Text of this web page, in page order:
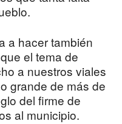
a hacer también
el tema de
a nuestros viales
grande de más de
del firme de
al municipio.